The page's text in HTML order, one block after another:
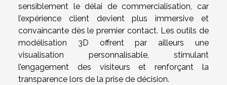
sensiblement le délai de commercialisation, car
l’expérience client devient plus immersive et
convaincante dès le premier contact. Les outils de
modélisation 3D offrent par ailleurs une
visualisation personnalisable, stimulant
l’engagement des visiteurs et renforçant la
transparence lors de la prise de décision.